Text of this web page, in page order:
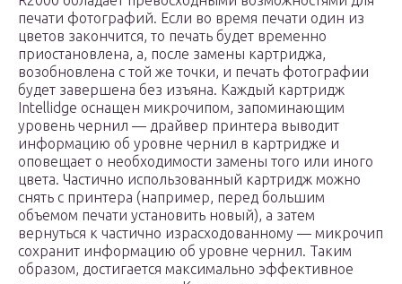
печати фотографий. Если во время печати один из
цветов закончится, то печать будет временно
приостановлена, а, после замены картриджа,
возобновлена с той же точки, и печать фотографии
будет завершена без изъяна. Каждый картридж
Intellidge оснащен микрочипом, запоминающим
уровень чернил — драйвер принтера выводит
информацию об уровне чернил в картридже и
оповещает о необходимости замены того или иного
цвета. Частично использованный картридж можно
снять с принтера (например, перед большим
объемом печати установить новый), а затем
вернуться к частично израсходованному — микрочип
сохранит информацию об уровне чернил. Таким
образом, достигается максимально эффективное